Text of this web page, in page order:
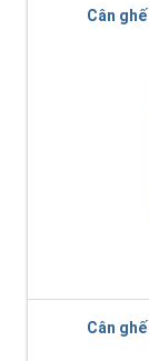
Cân
Cân